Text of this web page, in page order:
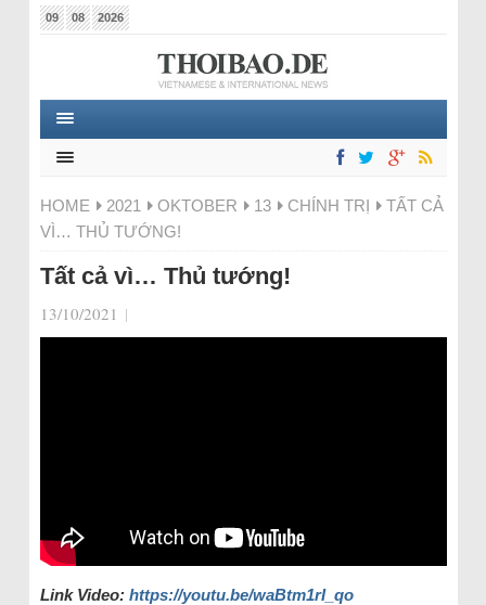
09 08 2026
HOME 2021 OKTOBER 13 CHÍNH TRỊ
TẤT CẢ
VÌ… THỦ TƯỚNG!
Tất cả vì… Thủ tướng!
13/10/2021 |
Link Video: https://youtu.be/waBtm1rI_qo